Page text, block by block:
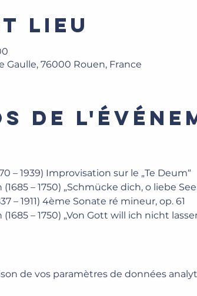
lieu
Gaulle, 76000 Rouen, France
de
– 1939) Improvisation sur le „Te Deum“
– 1750) „Schmücke dich, o liebe
– 1911) 4ème Sonate ré mineur, op. 61
– 1750) „Von Gott will ich nicht
de vos paramètres de données